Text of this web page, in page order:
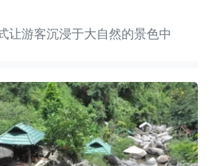
让游客沉浸于大自然的景色中